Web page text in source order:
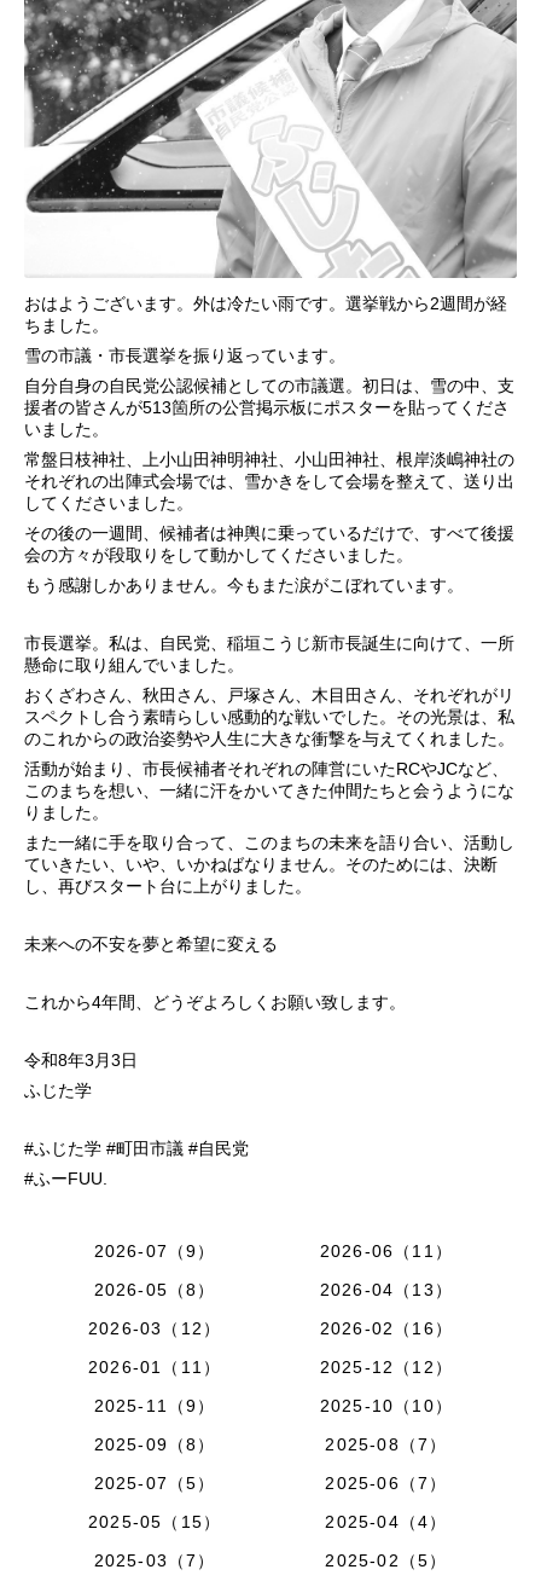
おはようございます。外は冷たい雨です。選挙戦から2週間が経
ちました。
雪の市議・市長選挙を振り返っています。
自分自身の自民党公認候補としての市議選。初日は、雪の中、支
援者の皆さんが513箇所の公営掲示板にポスターを貼ってくださ
いました。
常盤日枝神社、上小山田神明神社、小山田神社、根岸淡嶋神社の
それぞれの出陣式会場では、雪かきをして会場を整えて、送り出
してくださいました。
その後の一週間、候補者は神輿に乗っているだけで、すべて後援
会の方々が段取りをして動かしてくださいました。
もう感謝しかありません。今もまた涙がこぼれています。
市長選挙。私は、自民党、稲垣こうじ新市長誕生に向けて、一所
懸命に取り組んでいました。
おくざわさん、秋田さん、戸塚さん、木目田さん、それぞれがリ
スペクトし合う素晴らしい感動的な戦いでした。その光景は、私
のこれからの政治姿勢や人生に大きな衝撃を与えてくれました。
活動が始まり、市長候補者それぞれの陣営にいたRCやJCなど、
このまちを想い、一緒に汗をかいてきた仲間たちと会うようにな
りました。
また一緒に手を取り合って、このまちの未来を語り合い、活動し
ていきたい、いや、いかねばなりません。そのためには、決断
し、再びスタート台に上がりました。
未来への不安を夢と希望に変える
これから4年間、どうぞよろしくお願い致します。
令和8年3月3日
ふじた学
#ふじた学 #町田市議 #自民党
#ふーFUU.
2026-07（9）
2026-06（11）
2026-05（8）
2026-04（13）
2026-03（12）
2026-02（16）
2026-01（11）
2025-12（12）
2025-11（9）
2025-10（10）
2025-09（8）
2025-08（7）
2025-07（5）
2025-06（7）
2025-05（15）
2025-04（4）
2025-03（7）
2025-02（5）